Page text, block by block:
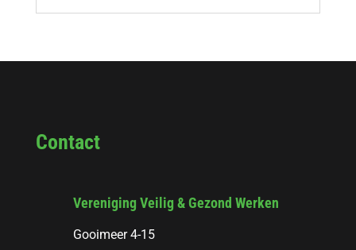
Contact
Vereniging Veilig & Gezond Werken
Gooimeer 4-15